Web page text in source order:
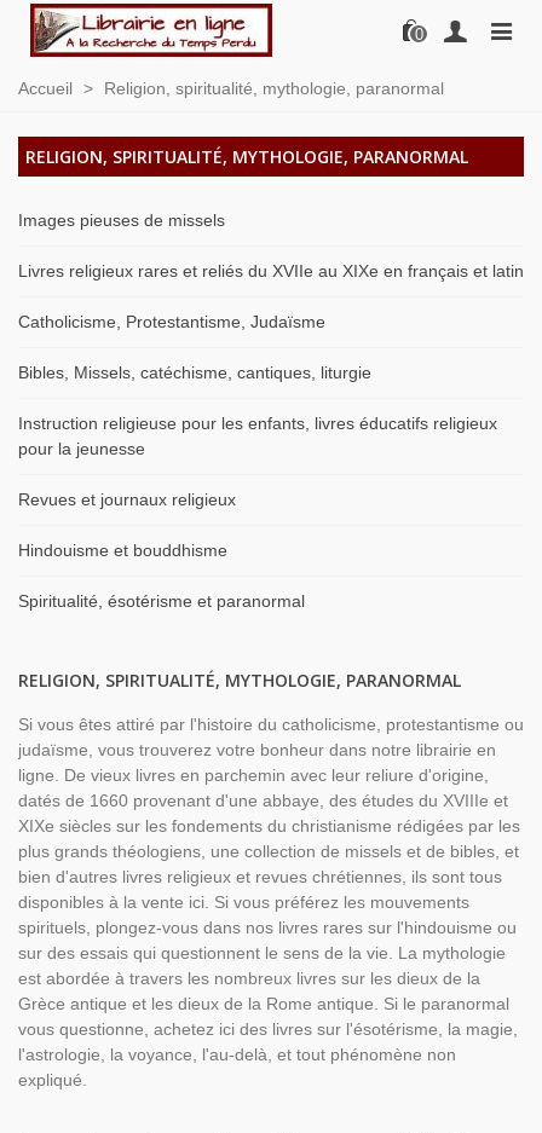
0
Accueil > Religion, spiritualité, mythologie, paranormal
RELIGION, SPIRITUALITÉ, MYTHOLOGIE, PARANORMAL
Images pieuses de missels
Livres religieux rares et reliés du XVIIe au XIXe en français et latin
Catholicisme, Protestantisme, Judaïsme
Bibles, Missels, catéchisme, cantiques, liturgie
Instruction religieuse pour les enfants, livres éducatifs religieux
pour la jeunesse
Revues et journaux religieux
Hindouisme et bouddhisme
Spiritualité, ésotérisme et paranormal
RELIGION, SPIRITUALITÉ, MYTHOLOGIE, PARANORMAL
Si vous êtes attiré par l'histoire du catholicisme, protestantisme ou
judaïsme, vous trouverez votre bonheur dans notre librairie en
ligne. De vieux livres en parchemin avec leur reliure d'origine,
datés de 1660 provenant d'une abbaye, des études du XVIIIe et
XIXe siècles sur les fondements du christianisme rédigées par les
plus grands théologiens, une collection de missels et de bibles, et
bien d'autres livres religieux et revues chrétiennes, ils sont tous
disponibles à la vente ici. Si vous préférez les mouvements
spirituels, plongez-vous dans nos livres rares sur l'hindouisme ou
sur des essais qui questionnent le sens de la vie. La mythologie
est abordée à travers les nombreux livres sur les dieux de la
Grèce antique et les dieux de la Rome antique. Si le paranormal
vous questionne, achetez ici des livres sur l'ésotérisme, la magie,
l'astrologie, la voyance, l'au-delà, et tout phénomène non
expliqué.